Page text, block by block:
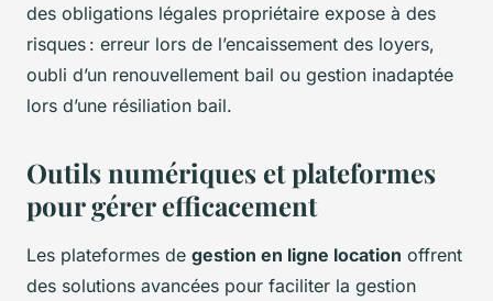
des obligations légales propriétaire expose à des
risques : erreur lors de l’encaissement des loyers,
oubli d’un renouvellement bail ou gestion inadaptée
lors d’une résiliation bail.
Outils numériques et plateformes
pour gérer efficacement
Les plateformes de gestion en ligne location offrent
des solutions avancées pour faciliter la gestion